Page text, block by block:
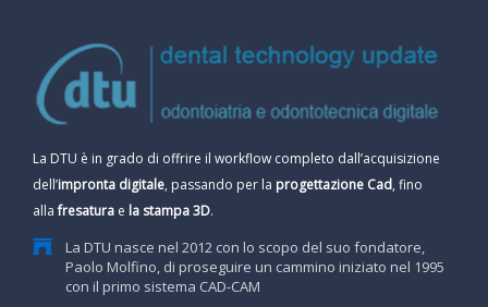
La DTU è in grado di offrire il workflow completo dall’acquisizione
dell’impronta digitale, passando per la progettazione Cad, fino
allafresatura e la stampa 3D.
La DTU nasce nel 2012 con lo scopo del suo fondatore,
Paolo Molfino, di proseguire un cammino iniziato nel 1995
con il primo sistema CAD-CAM